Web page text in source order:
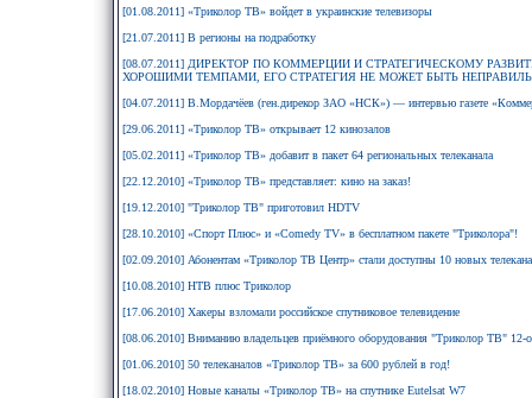
[01.08.2011] «Триколор ТВ» войдет в украинские телевизоры
[21.07.2011] В регионы на подработку
[08.07.2011] ДИРЕКТОР ПО КОММЕРЦИИ И СТРАТЕГИЧЕСКОМУ
ХОРОШИМИ ТЕМПАМИ, ЕГО СТРАТЕГИЯ НЕ МОЖЕТ БЫТЬ
[04.07.2011] В.Мордачёев (ген.дирекор ЗАО «НСК») — интервью газете
[29.06.2011] «Триколор ТВ» открывает 12 кинозалов
[05.02.2011] «Триколор ТВ» добавит в пакет 64 региональных телеканала
[22.12.2010] «Триколор ТВ» представляет: кино на заказ!
[19.12.2010] "Триколор ТВ" приготовил HDTV
[28.10.2010] «Спорт Плюс» и «Comedy TV» в бесплатном пакете "Триколора"!
[02.09.2010] Абонентам «Триколор ТВ Центр» стали доступны 10 новых
[10.08.2010] НТВ плюс Триколор
[17.06.2010] Хакеры взломали российское спутниковое телевидение
[08.06.2010] Вниманию владельцев приёмного оборудования "Триколор ТВ" 12-
[01.06.2010] 50 телеканалов «Триколор ТВ» за 600 рублей в год!
[18.02.2010] Новые каналы «Триколор ТВ» на спутнике Eutelsat W7